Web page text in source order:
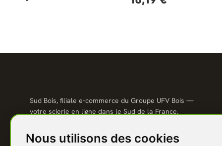
Nous utilisons des cookies
Sud Bois, filiale e-commerce du Groupe UFV Bois —
votre scierie en ligne dans le Sud de la France.
France.